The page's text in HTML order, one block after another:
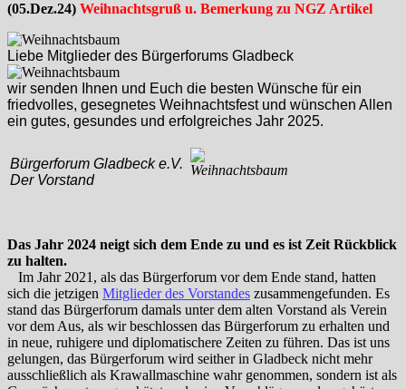
(05.Dez.24) Weihnachtsgruß u. Bemerkung zu NGZ Artikel
Liebe Mitglieder des Bürgerforums Gladbeck
wir senden Ihnen und Euch die besten Wünsche für ein
friedvolles, gesegnetes Weihnachtsfest und wünschen Allen
ein gutes, gesundes und erfolgreiches Jahr 2025.
Bürgerforum Gladbeck e.V.
Der Vorstand
Das Jahr 2024 neigt sich dem Ende zu und es ist Zeit Rückblick
zu halten.
Im Jahr 2021, als das Bürgerforum vor dem Ende stand, hatten
sich die jetzigen Mitglieder des Vorstandes zusammengefunden. Es
stand das Bürgerforum damals unter dem alten Vorstand als Verein
vor dem Aus, als wir beschlossen das Bürgerforum zu erhalten und
in neue, ruhigere und diplomatischere Zeiten zu führen. Das ist uns
gelungen, das Bürgerforum wird seither in Gladbeck nicht mehr
ausschließlich als Krawallmaschine wahr genommen, sondern ist als